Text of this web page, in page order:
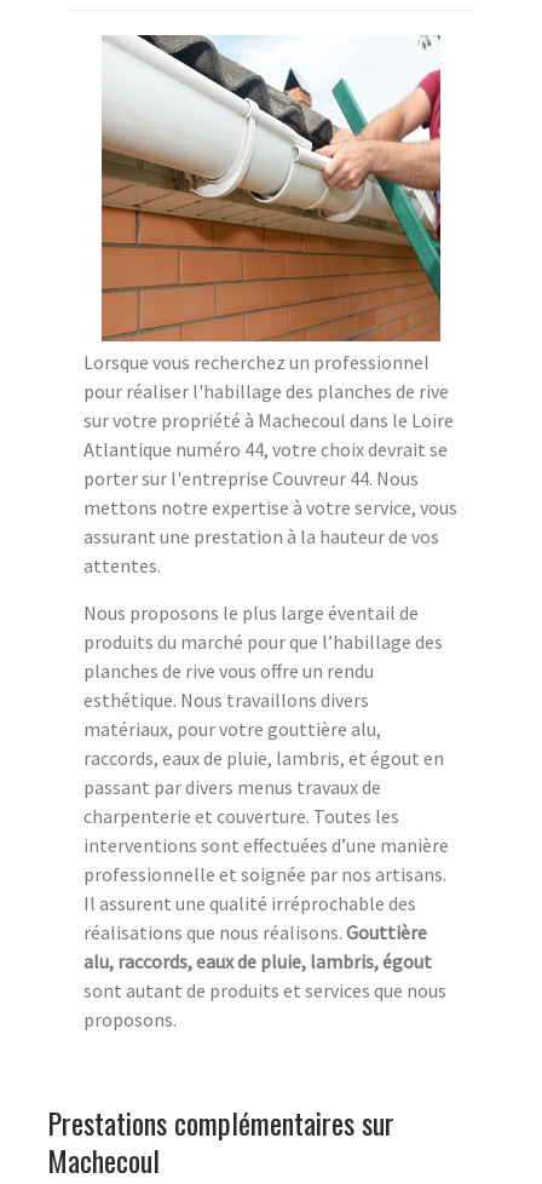
Lorsque vous recherchez un professionnel
pour réaliser l'habillage des planches de rive
sur votre propriété à Machecoul dans le Loire
Atlantique numéro 44, votre choix devrait se
porter sur l'entreprise Couvreur 44. Nous
mettons notre expertise à votre service, vous
assurant une prestation à la hauteur de vos
attentes.
Nous proposons le plus large éventail de
produits du marché pour que l’habillage des
planches de rive vous offre un rendu
esthétique. Nous travaillons divers
matériaux, pour votre gouttière alu,
raccords, eaux de pluie, lambris, et égout en
passant par divers menus travaux de
charpenterie et couverture. Toutes les
interventions sont effectuées d’une manière
professionnelle et soignée par nos artisans.
Il assurent une qualité irréprochable des
réalisations que nous réalisons. Gouttière
alu, raccords, eaux de pluie, lambris, égout
sont autant de produits et services que nous
proposons.
Prestations complémentaires sur
Machecoul